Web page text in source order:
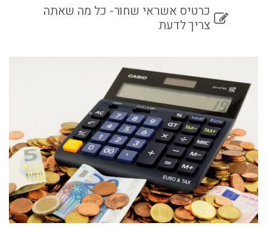
כרטיס אשראי שחור- כל מה שאתה
צריך לדעת